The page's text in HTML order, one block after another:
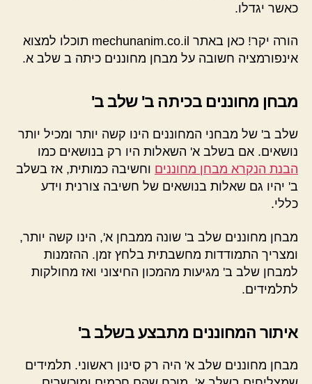
כאשר יגדלו.
הורה יקר! כאן באתר mechunanim.co.il תוכלו למצוא
אינפורמציה חשובה על מבחן מחוננים כיתה ב שלב א.
מבחן מחוננים בכיתה ב' שלב ב'
שלב ב' של מבחני המחוננים הינו קשה יותר ומכיל יותר
נושאים. אם בשלב א' השאלות היו רק בנושאים כמו
הבנת הנקרא מבחן מחוננים וחשיבה כמותית, אז בשלב
ב' יהיו גם שאלות בנושאים של חשיבה צורנית וידע
כללי.
מבחן מחוננים שלב ב' שונה ממבחן א', הינו קשה יותר,
ומצריך התמודדות מחשבתית בלחץ זמן. ההזמנות
למבחן שלב ב' מגיעות מהמכון החיצוני ואז מחולקות
לתלמידים.
איתור המחוננים מתבצע בשלב ב'
מבחן מחוננים שלב א' היה רק סינון ראשוני. תלמידים